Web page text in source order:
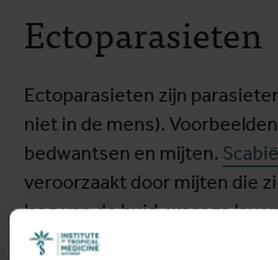
Ectoparasieten
Ectoparasieten zijn
niet in de mens).
bedwantsen en mijten.
veroorzaakt door mijten die
laag van de huid, waar ze
Scabiës veroorzaakt jeuk en